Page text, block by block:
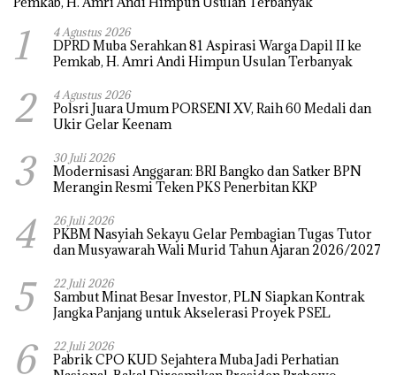
1 4 Agustus 2026
DPRD Muba Serahkan 81 Aspirasi Warga Dapil II ke
Pemkab, H. Amri Andi Himpun Usulan Terbanyak
2 4 Agustus 2026
Polsri Juara Umum PORSENI XV, Raih 60 Medali dan
Ukir Gelar Keenam
3 30 Juli 2026
Modernisasi Anggaran: BRI Bangko dan Satker BPN
Merangin Resmi Teken PKS Penerbitan KKP
4 26 Juli 2026
PKBM Nasyiah Sekayu Gelar Pembagian Tugas Tutor
dan Musyawarah Wali Murid Tahun Ajaran 2026/2027
5 22 Juli 2026
Sambut Minat Besar Investor, PLN Siapkan Kontrak
Jangka Panjang untuk Akselerasi Proyek PSEL
6 22 Juli 2026
Pabrik CPO KUD Sejahtera Muba Jadi Perhatian